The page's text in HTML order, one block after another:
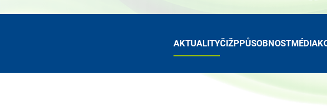
AKTUALITYČIŽPPŮSOBNOSTMÉDIA